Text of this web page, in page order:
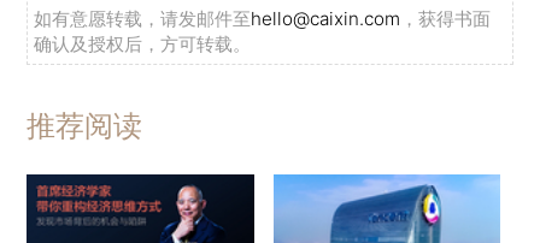
如有意愿转载，请发邮件至hello@caixin.com ，获得书面
确认及授权后，方可转载。
推荐阅读